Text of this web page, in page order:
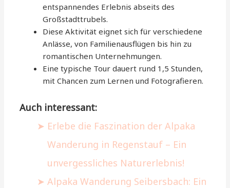
entspannendes Erlebnis abseits des
Großstadttrubels.
Diese Aktivität eignet sich für verschiedene
Anlässe, von Familienausflügen bis hin zu
romantischen Unternehmungen.
Eine typische Tour dauert rund 1,5 Stunden,
mit Chancen zum Lernen und Fotografieren.
Auch interessant:
Erlebe die Faszination der Alpaka
Wanderung in Regenstauf – Ein
unvergessliches Naturerlebnis!
Alpaka Wanderung Seibersbach: Ein